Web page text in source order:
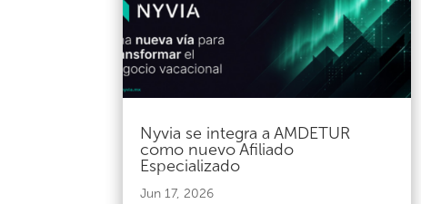
Nyvia se integra a AMDETUR
como nuevo Afiliado
Especializado
Jun 17, 2026